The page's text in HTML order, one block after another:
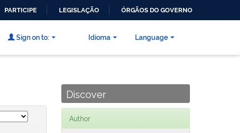
PARTICIPE LEGISLAÇÃO ÓRGÃOS DO GOVERNO
Language
Sign on to: Idioma
Discover
Author